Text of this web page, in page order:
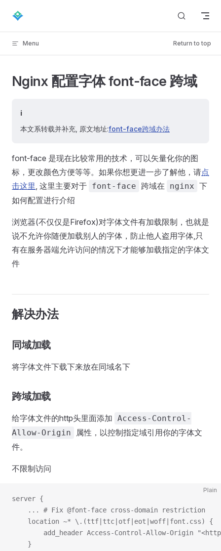
Skip to content
Menu Return to top
Nginx 配置字体 font-face 跨域
ℹ️
本文系转载并补充, 原文地址:font-face跨域办法
font-face 是现在比较常用的技术，可以矢量化你的图
标，更改颜色方便等等。如果你想更进一步了解他，请点
击这里, 这里主要对于 font-face 跨域在 nginx 下
如何配置进行介绍
浏览器(不仅仅是Firefox)对字体文件有加载限制，也就是
说不允许你随便加载别人的字体，防止他人盗用字体,只
有在服务器端允许访问的情况下才能够加载指定的字体文
件
解决办法
同域加载
将字体文件下载下来放在同域名下
跨域加载
给字体文件的http头里面添加 Access-Control-
Allow-Origin
属性，以控制指定域引用你的字体文
件。
不限制访问
Plain
server {
    ... # Fix @font-face cross-domain restriction
    location ~* \.(ttf|ttc|otf|eot|woff|font.css) {
add_header Access-Control-Allow-Origin
    }